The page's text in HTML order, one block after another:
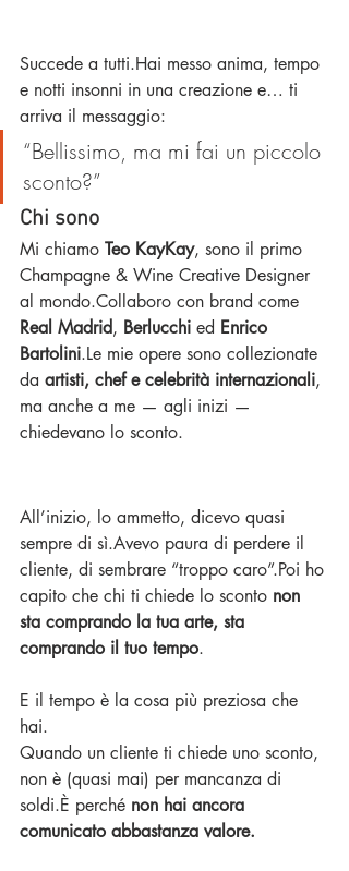
Succede a tutti.Hai messo anima, tempo
e notti insonni in una creazione e… ti
arriva il messaggio:
“Bellissimo, ma mi fai un piccolo
sconto?”
Chi sono
Mi chiamo Teo KayKay, sono il primo
Champagne & Wine Creative Designer
al mondo.Collaboro con brand come
Real Madrid, Berlucchi ed Enrico
Bartolini.Le mie opere sono collezionate
da artisti, chef e celebrità internazionali,
ma anche a me — agli inizi —
chiedevano lo sconto.
All’inizio, lo ammetto, dicevo quasi
sempre di sì.Avevo paura di perdere il
cliente, di sembrare “troppo caro”.Poi ho
capito che chi ti chiede lo sconto non
sta comprando la tua arte, sta
comprando il tuo tempo.
E il tempo è la cosa più preziosa che
hai.
Quando un cliente ti chiede uno sconto,
non è (quasi mai) per mancanza di
soldi.È perché non hai ancora
comunicato abbastanza valore.